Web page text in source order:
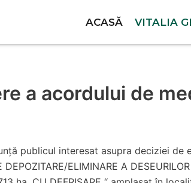
ACASĂ VITALIA
a acordului de
publicul interesat asupra deciziei de
ELIMINARE A